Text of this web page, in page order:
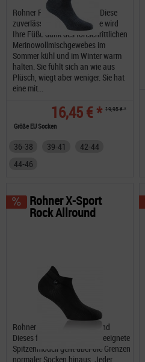
Rohner Fibre Light SuperR Diese
zuverlässige Outdoor-Socke wird
Ihre Füße dank des fortschrittlichen
Merinowollmischgewebes im
Sommer kühl und im Winter warm
halten. Sie fühlt sich an wie aus
Plüsch, wiegt aber weniger. Sie hat
eine mit...
16,45 € * 19,95 € *
Größe EU Socken
36-38 39-41
42-44
44-46
Rohner X-Sport Rock Allround
Dieses für viele Sportarten geeignete
Spitzenmodell geht über die Grenzen
normaler Socken hinaus. Jeder
Rohner X-Sport
Rock Allround